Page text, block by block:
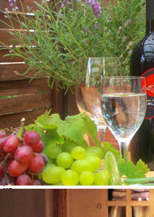
2010 aus
und neues
verbreiten